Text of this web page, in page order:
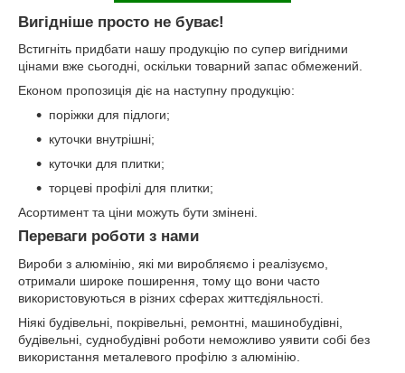
Вигідніше просто не буває!
Встигніть придбати нашу продукцію по супер вигідними
цінами вже сьогодні, оскільки товарний запас обмежений.
Економ пропозиція діє на наступну продукцію:
поріжки для підлоги;
куточки внутрішні;
куточки для плитки;
торцеві профілі для плитки;
Асортимент та ціни можуть бути змінені.
Переваги роботи з нами
Вироби з алюмінію, які ми виробляємо і реалізуємо,
отримали широке поширення, тому що вони часто
використовуються в різних сферах життєдіяльності.
Ніякі будівельні, покрівельні, ремонтні, машинобудівні,
будівельні, суднобудівні роботи неможливо уявити собі без
використання металевого профілю з алюмінію.